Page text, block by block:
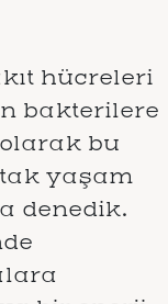
hücreleri
bakterilere
bu
yaşam
denedik.